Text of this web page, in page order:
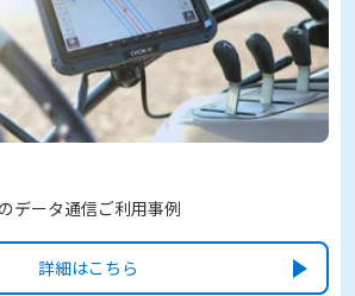
データ通信ご利用事例
詳細はこちら